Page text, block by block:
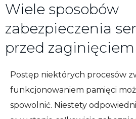
Wiele sposobów
zabezpieczenia
przed zaginięciem
Postęp niektórych procesów
funkcjonowaniem pamięci
spowolnić. Niestety